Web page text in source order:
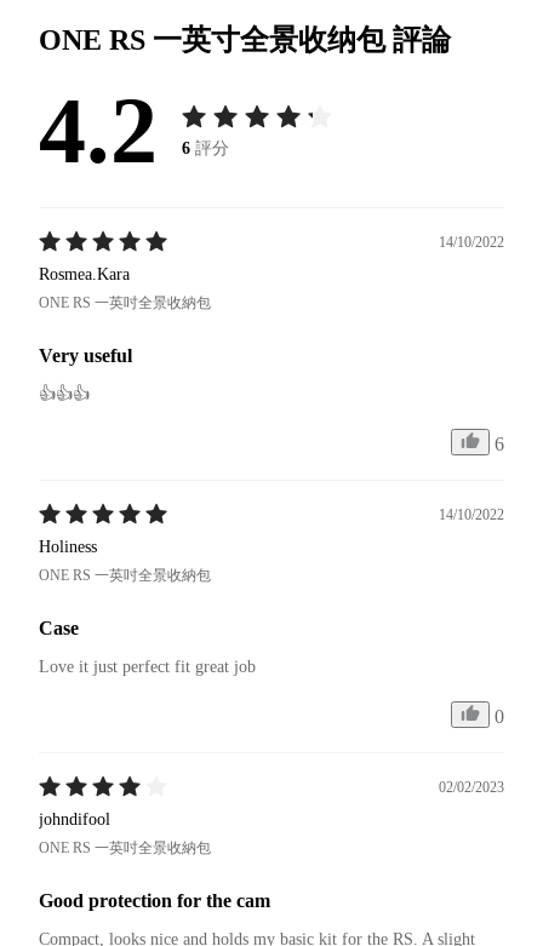
ONE RS 一英寸全景收纳包評論
4.2 6 評分
14/10/2022
Rosmea.Kara
ONE RS 一英吋全景收納包
Very useful
👍👍👍
6
14/10/2022
Holiness
ONE RS 一英吋全景收納包
Case
Love it just perfect fit great job
0
02/02/2023
johndifool
ONE RS 一英吋全景收納包
Good protection for the cam
Compact, looks nice and holds my basic kit for the RS. A slight